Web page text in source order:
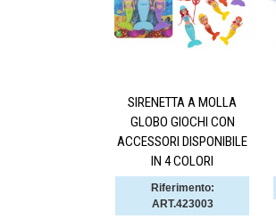
SIRENETTA A MOLLA
GLOBO GIOCHI CON
ACCESSORI DISPONIBILE
IN 4 COLORI
Riferimento:
ART.423003